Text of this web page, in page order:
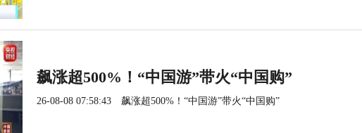
飙涨超500%！“中国游”带火“中国购”
26-08-08 07:58:43 飙涨超500%！“中国游”带火“中国购”